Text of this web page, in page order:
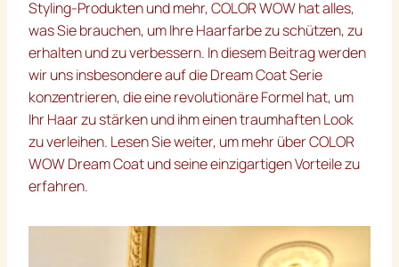
Styling-Produkten und mehr, COLOR WOW hat alles,
was Sie brauchen, um Ihre Haarfarbe zu schützen, zu
erhalten und zu verbessern. In diesem Beitrag werden
wir uns insbesondere auf die Dream Coat Serie
konzentrieren, die eine revolutionäre Formel hat, um
Ihr Haar zu stärken und ihm einen traumhaften Look
zu verleihen. Lesen Sie weiter, um mehr über COLOR
WOW Dream Coat und seine einzigartigen Vorteile zu
erfahren.